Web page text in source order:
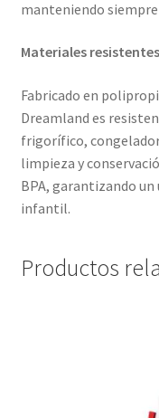
manteniendo
Materiales
Fabricado en
Dreamland es
frigorífico,
limpieza y
BPA, garantizando
infantil.
Productos